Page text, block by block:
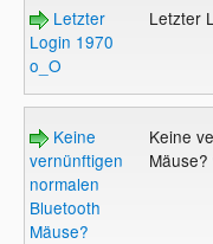
Letzter
Login 1970
o_O
Letzter
Keine
vernünftigen
normalen
Bluetooth
Mäuse?
Keine
Mäuse?